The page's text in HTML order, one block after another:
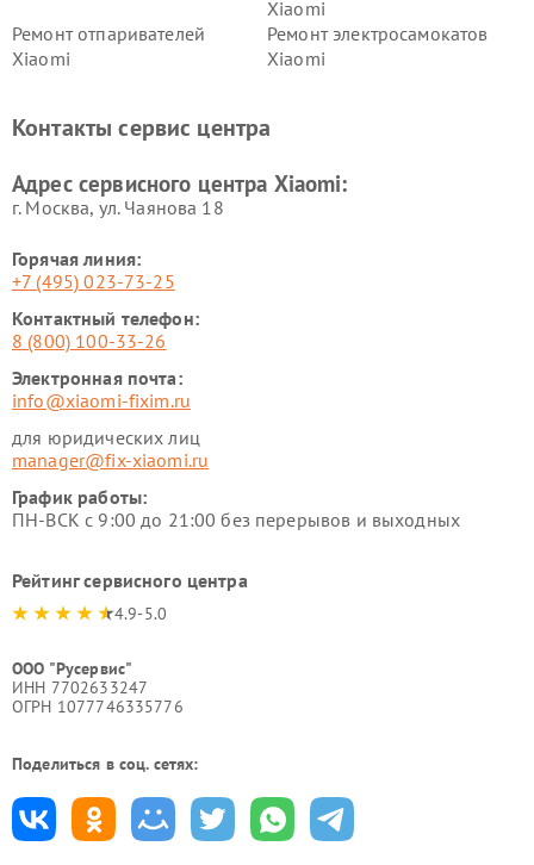
Xiaomi
Ремонт отпаривателей
Xiaomi
Ремонт электросамокатов
Xiaomi
Ремонт стиральных машин
Ремонт смарт-часов Xiaomi
Контакты сервис центра
Адрес сервисного центра Xiaomi:
г. Москва, ул. Чаянова 18
Горячая линия:
+7 (495) 023-73-25
Контактный телефон:
8 (800) 100-33-26
Электронная почта:
info@xiaomi-fixim.ru
для юридических лиц
manager@fix-xiaomi.ru
График работы:
ПН-ВСК с 9:00 до 21:00 без перерывов и выходных
Рейтинг сервисного центра
4.9-5.0
ООО "Русервис"
ИНН 7702633247
ОГРН 1077746335776
Поделиться в соц. сетях: